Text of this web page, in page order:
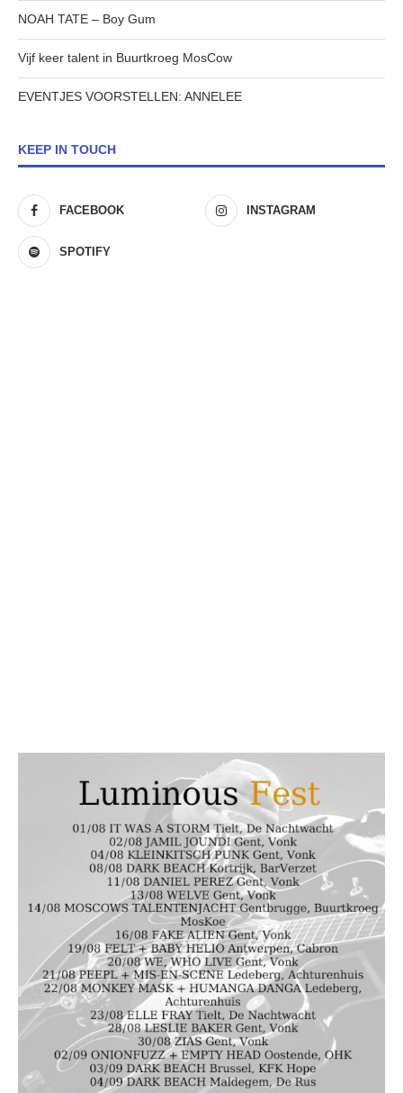
NOAH TATE – Boy Gum
Vijf keer talent in Buurtkroeg MosCow
EVENTJES VOORSTELLEN: ANNELEE
KEEP IN TOUCH
FACEBOOK INSTAGRAM
SPOTIFY